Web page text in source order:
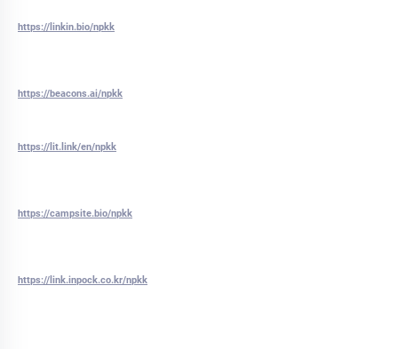
https://linkin.bio/npkk
https://beacons.ai/npkk
https://lit.link/en/npkk
https://campsite.bio/npkk
https://link.inpock.co.kr/npkk